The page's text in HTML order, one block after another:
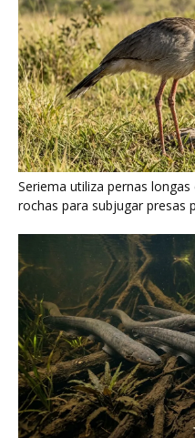
Poraquê sincroniza
amplificar campo elétrico e
maiores na Amazônia